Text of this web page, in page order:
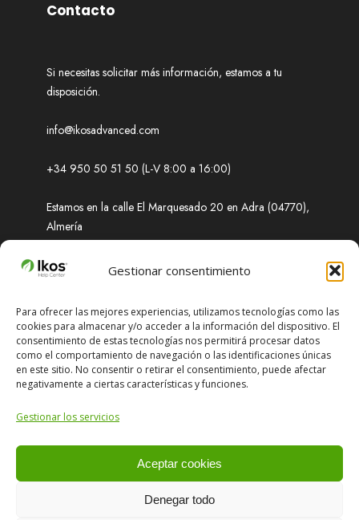
Gestionar consentimiento
Para ofrecer las mejores experiencias, utilizamos tecnologías como las
cookies para almacenar y/o acceder a la información del dispositivo. El
consentimiento de estas tecnologías nos permitirá procesar datos
como el comportamiento de navegación o las identificaciones únicas
en este sitio. No consentir o retirar el consentimiento, puede afectar
negativamente a ciertas características y funciones.
Gestionar los servicios
Aceptar cookies
Denegar todo
Contacto
Si necesitas solicitar más información, estamos a tu
disposición.
info@ikosadvanced.com
+34 950 50 51 50 (L-V 8:00 a 16:00)
Estamos en la calle El Marquesado 20 en Adra (04770),
Almería
Soporte
¿Necesitas ayuda? Obtenga soluciones rápidas a
cualquier problema que enfrente.
support@ikosadvanced.com
+34 651 674 870 (L-V 8:00 a 16:00)